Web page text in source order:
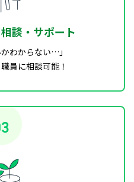
談・サポート
わからない…」
員に相談可能！